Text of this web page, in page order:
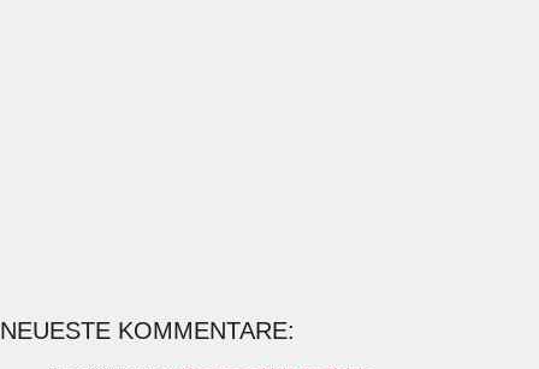
NEUESTE KOMMENTARE: